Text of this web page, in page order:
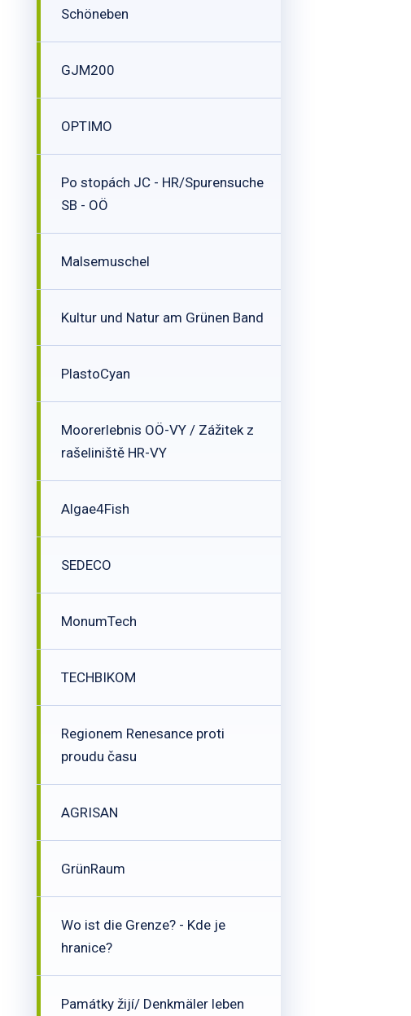
Schöneben
GJM200
OPTIMO
Po stopách JC - HR/Spurensuche
SB - OÖ
Malsemuschel
Kultur und Natur am Grünen Band
PlastoCyan
Moorerlebnis OÖ-VY / Zážitek z
rašeliniště HR-VY
Algae4Fish
SEDECO
MonumTech
TECHBIKOM
Regionem Renesance proti
proudu času
AGRISAN
GrünRaum
Wo ist die Grenze? - Kde je
hranice?
Památky žijí/ Denkmäler leben